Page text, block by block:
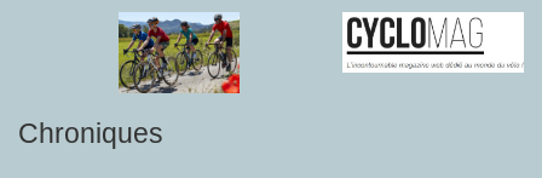
Chroniques